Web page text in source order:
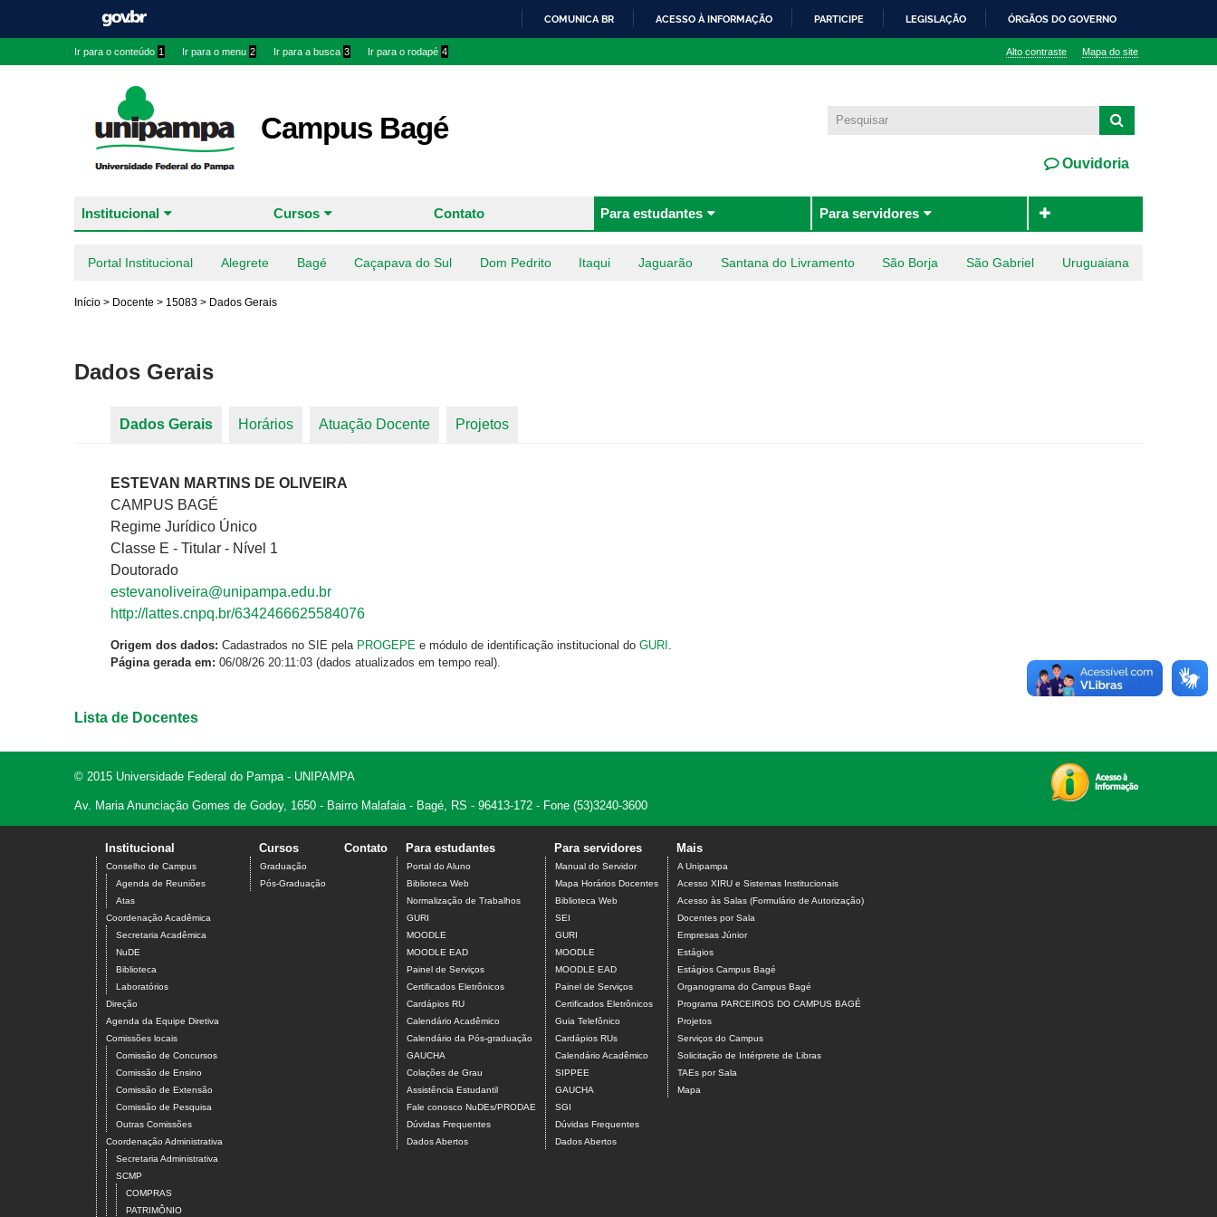
COMUNICA BR ACESSO À INFORMAÇÃO PARTICIPE LEGISLAÇÃO ÓRGÃOS DO GOVERNO
Ir para o conteúdo 1 Ir para o menu 2 Ir para a busca 3 Ir para o rodapé 4 Alto contraste Mapa do site
Campus Bagé
Ouvidoria
Institucional Cursos Contato Para estudantes Para servidores
Portal Institucional Alegrete Bagé Caçapava do Sul Dom Pedrito Itaqui Jaguarão Santana do Livramento São Borja São Gabriel Uruguaiana
Início > Docente > 15083 > Dados Gerais
Dados Gerais
Dados Gerais (aba ativa)
Horários Atuação Docente Projetos
ESTEVAN MARTINS DE OLIVEIRA
CAMPUS BAGÉ
Regime Jurídico Único
Classe E - Titular - Nível 1
Doutorado
estevanoliveira@unipampa.edu.br
http://lattes.cnpq.br/6342466625584076
Origem dos dados: Cadastrados no SIE pela PROGEPE e módulo de identificação institucional do GURI
Página gerada em: 06/08/26 20:11:03 (dados atualizados em tempo real).
Lista de Docentes
© 2015 Universidade Federal do Pampa - UNIPAMPA
Av. Maria Anunciação Gomes de Godoy, 1650 - Bairro Malafaia - Bagé, RS - 96413-172 - Fone (53)3240-3600
Institucional
Conselho de Campus
Agenda de Reuniões
Atas
Coordenação Acadêmica
Secretaria Acadêmica
NuDE
Biblioteca
Laboratórios
Direção
Agenda da Equipe Diretiva
Comissões locais
Comissão de Concursos
Comissão de Ensino
Comissão de Extensão
Comissão de Pesquisa
Outras Comissões
Coordenação Administrativa
Secretaria Administrativa
SCMP
COMPRAS
PATRIMÔNIO
Cursos
Graduação
Pós-Graduação
Contato Para estudantes
Portal do Aluno
Biblioteca Web
Normalização de Trabalhos
GURI
MOODLE
MOODLE EAD
Painel de Serviços
Certificados Eletrônicos
Cardápios RU
Calendário Acadêmico
Calendário da Pós-graduação
GAUCHA
Colações de Grau
Assistência Estudantil
Fale conosco NuDEs/PRODAE
Dúvidas Frequentes
Dados Abertos
Para servidores
Manual do Servidor
Mapa Horários Docentes
Biblioteca Web
SEI
GURI
MOODLE
MOODLE EAD
Painel de Serviços
Certificados Eletrônicos
Guia Telefônico
Cardápios RUs
Calendário Acadêmico
SIPPEE
GAUCHA
SGI
Dúvidas Frequentes
Dados Abertos
Mais
A Unipampa
Acesso XIRU e Sistemas Institucionais
Acesso às Salas (Formulário de Autorização)
Docentes por Sala
Empresas Júnior
Estágios
Estágios Campus Bagé
Organograma do Campus Bagé
Programa PARCEIROS DO CAMPUS BAGÉ
Projetos
Serviços do Campus
Solicitação de Intérprete de Libras
TAEs por Sala
Mapa